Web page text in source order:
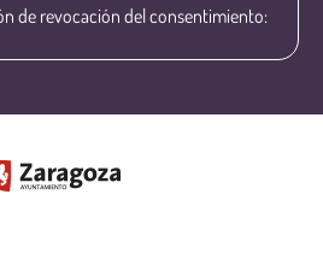
de revocación del consentimiento: